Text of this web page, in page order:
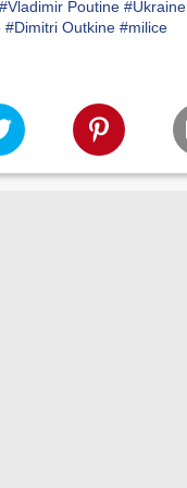
#Vladimir Poutine #Ukraine
#Dimitri Outkine #milice